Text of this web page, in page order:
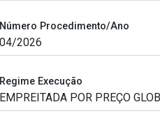
Número Procedimento/Ano
Regime Execução